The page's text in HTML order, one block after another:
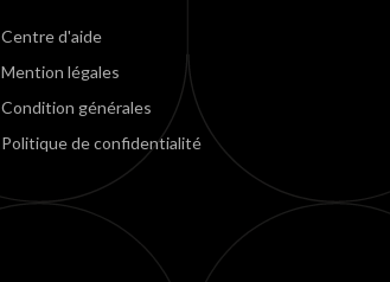
Centre d'aide
Mention légales
Condition générales
Politique de confidentialité